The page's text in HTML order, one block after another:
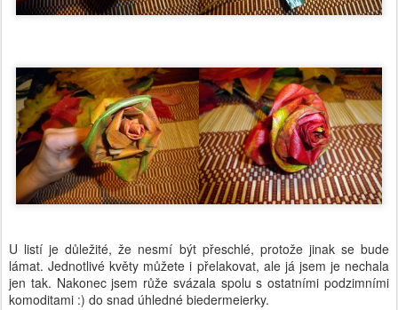
U listí je důležité, že nesmí být přeschlé, protože jinak se bude
lámat. Jednotlivé květy můžete i přelakovat, ale já jsem je nechala
jen tak. Nakonec jsem růže svázala spolu s ostatními podzimními
komoditami :) do snad úhledné biedermeierky.